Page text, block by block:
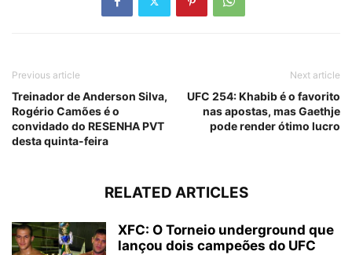
Previous article
Treinador de Anderson Silva,
Rogério Camões é o
convidado do RESENHA PVT
desta quinta-feira
Next article
UFC 254: Khabib é o favorito
nas apostas, mas Gaethje
pode render ótimo lucro
RELATED ARTICLES
XFC: O Torneio underground que
lançou dois campeões do UFC